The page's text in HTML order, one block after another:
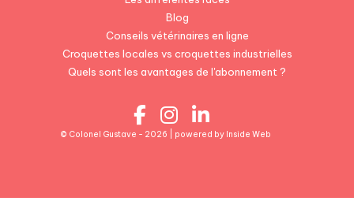
Blog
Conseils vétérinaires en ligne
Croquettes locales vs croquettes industrielles
Quels sont les avantages de l'abonnement ?
© Colonel Gustave - 2026 | powered by Inside Web